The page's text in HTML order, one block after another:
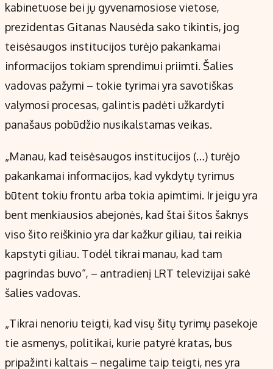
kabinetuose bei jų gyvenamosiose vietose,
prezidentas Gitanas Nausėda sako tikintis, jog
teisėsaugos institucijos turėjo pakankamai
informacijos tokiam sprendimui priimti. Šalies
vadovas pažymi – tokie tyrimai yra savotiškas
valymosi procesas, galintis padėti užkardyti
panašaus pobūdžio nusikalstamas veikas.
„Manau, kad teisėsaugos institucijos (…) turėjo
pakankamai informacijos, kad vykdytų tyrimus
būtent tokiu frontu arba tokia apimtimi. Ir jeigu yra
bent menkiausios abejonės, kad štai šitos šaknys
viso šito reiškinio yra dar kažkur giliau, tai reikia
kapstyti giliau. Todėl tikrai manau, kad tam
pagrindas buvo“, – antradienį LRT televizijai sakė
šalies vadovas.
„Tikrai nenoriu teigti, kad visų šitų tyrimų pasekoje
tie asmenys, politikai, kurie patyrė kratas, bus
pripažinti kaltais – negalime taip teigti, nes yra